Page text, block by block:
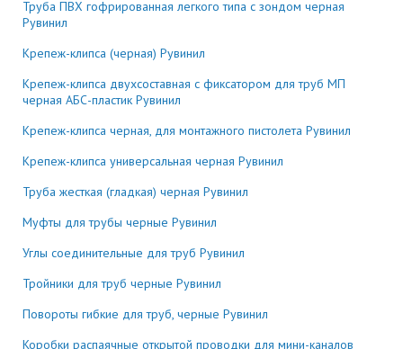
Труба ПВХ гофрированная легкого типа с зондом черная
Рувинил
Крепеж-клипса (черная) Рувинил
Крепеж-клипса двухсоставная с фиксатором для труб МП
черная АБС-пластик Рувинил
Крепеж-клипса черная, для монтажного пистолета Рувинил
Крепеж-клипса универсальная черная Рувинил
Труба жесткая (гладкая) черная Рувинил
Муфты для трубы черные Рувинил
Углы соединительные для труб Рувинил
Тройники для труб черные Рувинил
Повороты гибкие для труб, черные Рувинил
Коробки распаячные открытой проводки для мини-каналов